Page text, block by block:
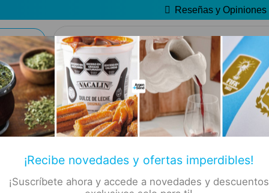
¡Recibe novedades y ofertas imperdibles!
¡Suscríbete ahora y accede a novedades y descuentos
Reseñas y Opiniones
🔥 Alfajores y Golosinas
✡ Koshers 📚 Libros 🏷️ Todas las categorías
De
Producto elegible para envío gratis
Este producto suma 1 Rewards
Compra segura